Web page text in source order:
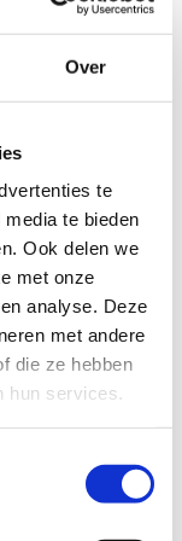
Over
te
te bieden
Ook delen we
met onze
analyse. Deze
met andere
die ze hebben
hun services.
zie 4.1.
toekennen.
voor
die
van het winnen
of indien
voor het
opgaf